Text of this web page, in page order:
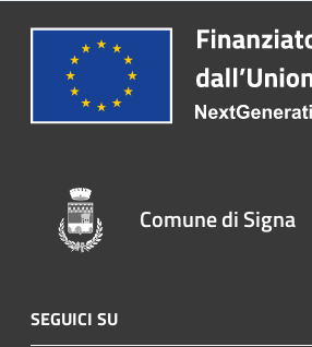
Comune di Signa
SEGUICI SU